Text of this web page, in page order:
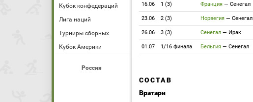
Кубок конфедераций
Лига наций
Турниры сборных
Кубок Америки
Россия
16.06 1 (3) Франция — Сенегал
23.06 2 (3) Норвегия — Сенегал
26.06 3 (3) Сенегал — Ирак
01.07 1/16 финала Бельгия — Сенегал
СОСТАВ
Вратари